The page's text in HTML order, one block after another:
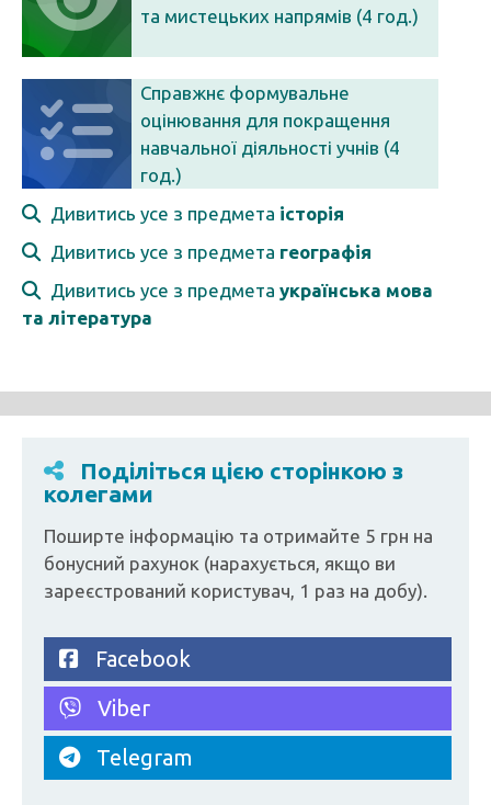
та мистецьких напрямів (4 год.)
Справжнє формувальне
оцінювання для покращення
навчальної діяльності учнів (4
год.)
Дивитись усе з предмета історія
Дивитись усе з предмета географія
Дивитись усе з предмета українська мова
та література
Поділіться цією сторінкою з
колегами
Поширте інформацію та отримайте 5 грн на
бонусний рахунок (нарахується, якщо ви
зареєстрований користувач, 1 раз на добу).
Facebook
Viber
Telegram